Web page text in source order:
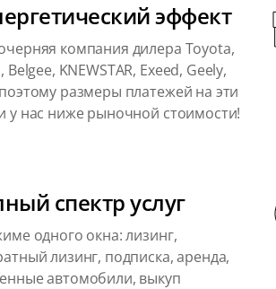
эффект
компания дилера Toyota,
Belgee, KNEWSTAR, Exeed, Geely,
размеры платежей на эти
у нас ниже рыночной стоимости!
спектр услуг
одного окна: лизинг,
лизинг, подписка, аренда,
автомобили, выкуп